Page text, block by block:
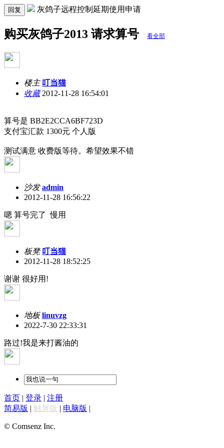
回复 灰鸽子远程控制延期使用申请
购买灰鸽子2013 请求算号 看全部
楼主 叮当猫
收藏2012-11-28 16:54:01
算号是 BB2E2CCA6BF723D
支付宝汇款 1300元 个人版
测试满意 收费版等待。希望效果不错
沙发 admin
2012-11-28 16:56:22
嗯 算号完了 慢用
板凳 叮当猫
2012-11-28 18:52:25
谢谢 很好用!
地板 linuvzg
2022-7-30 22:33:31
路过!我是来打酱油的
首页 | 登录 | 注册
简易版 | 触屏版 | 电脑版 |
© Comsenz Inc.